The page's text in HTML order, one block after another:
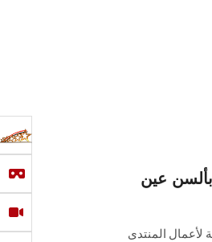
عين
لأعمال المنتدى